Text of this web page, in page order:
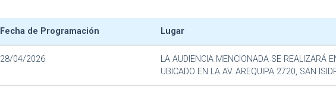
Fecha de Programación Lugar
28/04/2026
LA AUDIENCIA MENCIONADA SE REALIZARÁ
UBICADO EN LA AV. AREQUIPA 2720, SAN